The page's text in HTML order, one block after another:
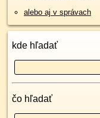
alebo aj v správach
kde hľadať
čo hľadať